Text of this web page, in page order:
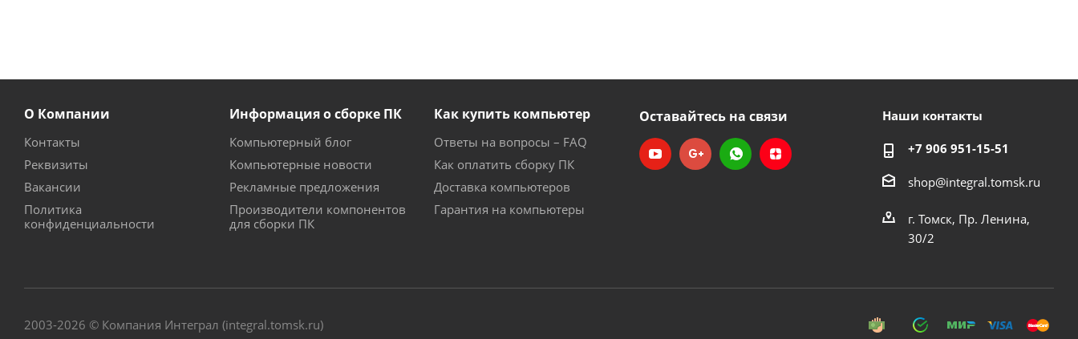
О Компании
Контакты
Реквизиты
Вакансии
Политика
конфиденциальности
Информация о сборке ПК
Компьютерный блог
Компьютерные новости
Рекламные предложения
Производители компонентов
для сборки ПК
Как купить компьютер
Ответы на вопросы – FAQ
Как оплатить сборку ПК
Доставка компьютеров
Гарантия на компьютеры
Оставайтесь на связи Наши контакты
+7 906 951-15-51
shop@integral.tomsk.ru
г. Томск, Пр. Ленина,
30/2
2003-2026 © Компания Интеграл (integral.tomsk.ru)